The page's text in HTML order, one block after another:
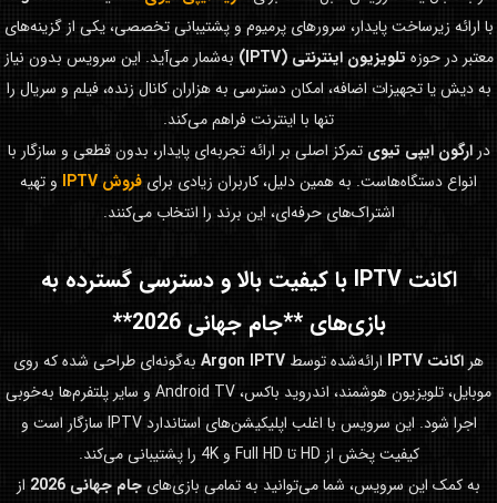
با ارائه زیرساخت پایدار، سرورهای پرمیوم و پشتیبانی تخصصی، یکی از گزینه‌های
معتبر در حوزه تلویزیون اینترنتی (IPTV)
به‌شمار می‌آید. این سرویس بدون نیاز
به دیش یا تجهیزات اضافه، امکان دسترسی به هزاران کانال زنده، فیلم و سریال را
تنها با اینترنت فراهم می‌کند.
درارگون ایپی تیوی تمرکز اصلی بر ارائه تجربه‌ای پایدار، بدون قطعی و سازگار با
انواع دستگاه‌هاست. به همین دلیل، کاربران زیادی برای فروش IPTV
و تهیه
اشتراک‌های حرفه‌ای، این برند را انتخاب می‌کنند.
اکانت IPTV با کیفیت بالا و دسترسی گسترده به
بازی‌های **جام جهانی 2026**
هر اکانت IPTV ارائه‌شده توسط Argon IPTV به‌گونه‌ای طراحی شده که روی
موبایل، تلویزیون هوشمند، اندروید باکس، Android TV و سایر پلتفرم‌ها به‌خوبی
اجرا شود. این سرویس با اغلب اپلیکیشن‌های استاندارد IPTV سازگار است و
کیفیت پخش از HD تا Full HD و 4K را پشتیبانی می‌کند.
به کمک این سرویس، شما می‌توانید به تمامی بازی‌های جام جهانی 2026
از